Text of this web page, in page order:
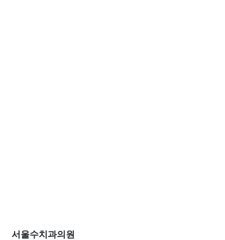
서울수치과의원